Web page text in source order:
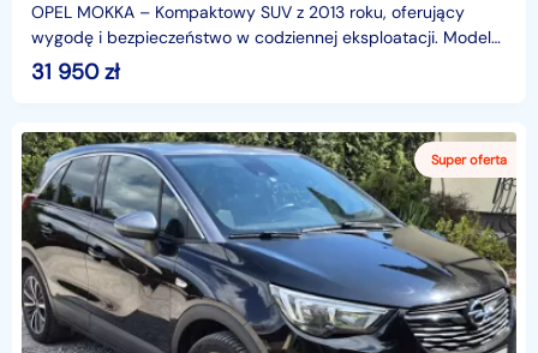
OPEL MOKKA – Kompaktowy SUV z 2013 roku, oferujący
wygodę i bezpieczeństwo w codziennej eksploatacji. Model
w wersji Cosmo 1.4T wyróżnia się bogatym wyposażenie
31 950zł